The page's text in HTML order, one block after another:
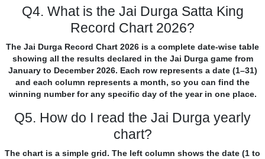
Q4. What is the Jai Durga Satta King
Record Chart 2026?
The Jai Durga Record Chart 2026 is a complete date-wise table
showing all the results declared in the Jai Durga game from
January to December 2026. Each row represents a date (1–31)
and each column represents a month, so you can find the
winning number for any specific day of the year in one place.
Q5. How do I read the Jai Durga yearly
chart?
The chart is a simple grid. The left column shows the date (1 to